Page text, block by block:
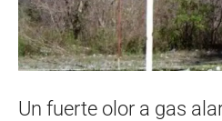
Un fuerte olor a gas